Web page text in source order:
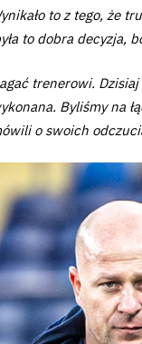
to z tego, że
to dobra
trenerowi.
Byliśmy
o swoich